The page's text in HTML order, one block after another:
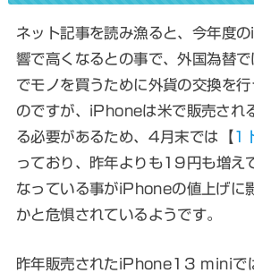
ネット記事を読み漁ると、今年度
響で高くなるとの事で、外国為替で
でモノを買うために外貨の交換を
のですが、iPhoneは米で販売され
る必要があるため、4月末では【 1
っており、昨年よりも19円も増え
なっている事がiPhoneの値上げに
かと危惧されているようです。
昨年販売されたiPhone13 mini